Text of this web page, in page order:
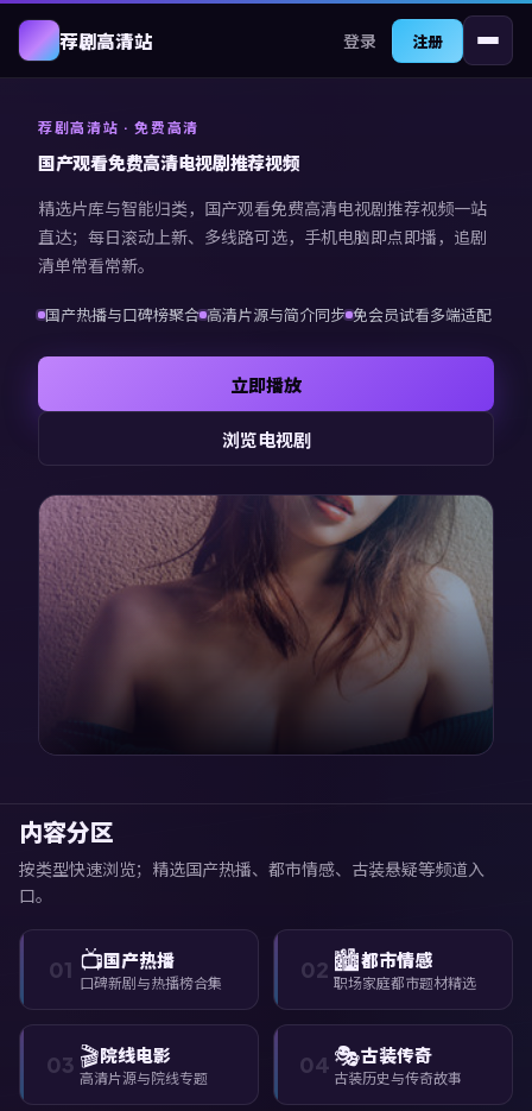
荐剧高清站 登录 注册
荐剧高清站 · 免费高清
国产观看免费高清电视剧推荐视频
精选片库与智能归类， 国产观看免费高清电视剧推荐视频一站
直达；每日滚动上新、多线路可选，手机电脑即点即播，追剧
清单常看常新。
国产热播与口碑榜聚合 高清片源与简介同步 免会员试看多端适配
立即播放
浏览电视剧
内容分区
按类型快速浏览；精选国产热播、都市情感、古装悬疑等频道入
口。
01 📺国产热播
口碑新剧与热播榜合集 02 🏙️都市情感
职场家庭都市题材精选
03 🎬院线电影
高清片源与院线专题 04 🎭古装传奇
古装历史与传奇故事